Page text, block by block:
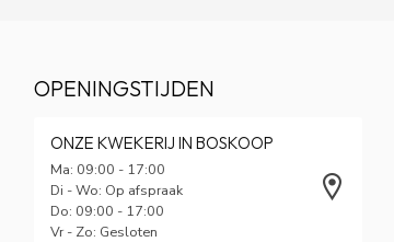
OPENINGSTIJDEN
ONZE KWEKERIJ IN BOSKOOP
Ma: 09:00 - 17:00
Di - Wo: Op afspraak
Do: 09:00 - 17:00
Vr - Zo: Gesloten